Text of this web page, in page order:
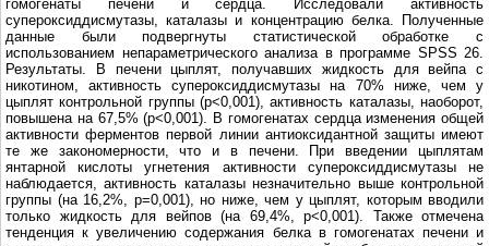
гомогенаты печени и сердца. Исследовали активность
супероксиддисмутазы, каталазы и концентрацию белка. Полученные
данные были подвергнуты статистической обработке с
использованием непараметрического анализа в программе SPSS 26.
Результаты. В печени цыплят, получавших жидкость для вейпа с
никотином, активность супероксиддисмутазы на 70% ниже, чем у
цыплят контрольной группы (р˂0,001), активность каталазы, наоборот,
повышена на 67,5% (р˂0,001). В гомогенатах сердца изменения общей
активности ферментов первой линии антиоксидантной защиты имеют
те же закономерности, что и в печени. При введении цыплятам
янтарной кислоты угнетения активности супероксиддисмутазы не
наблюдается, активность каталазы незначительно выше контрольной
группы (на 16,2%, р=0,001), но ниже, чем у цыплят, которым вводили
только жидкость для вейпов (на 69,4%, р˂0,001). Также отмечена
тенденция к увеличению содержания белка в гомогенатах печени и